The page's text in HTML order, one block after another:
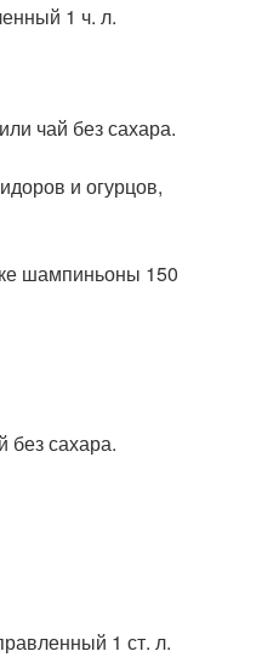
1 ч. л.
чай без сахара.
и огурцов,
шампиньоны 150
без сахара.
1 ст. л.